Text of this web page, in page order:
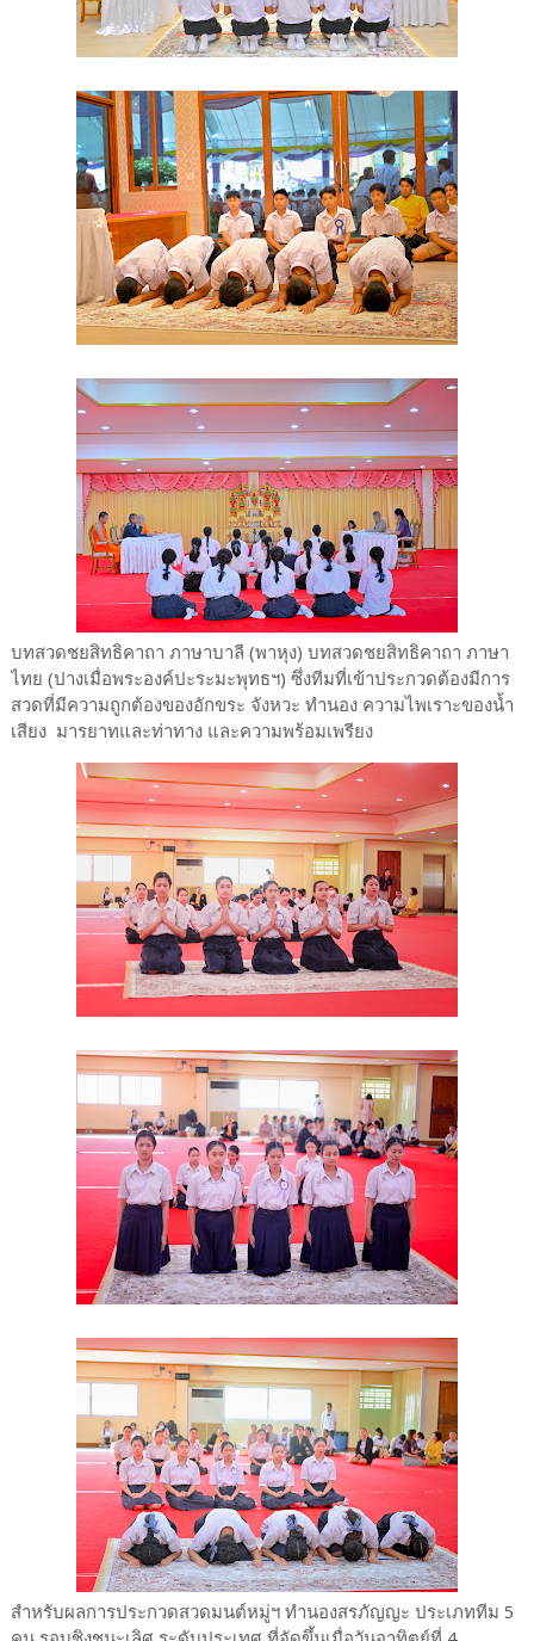
บทสวดชยสิทธิคาถา ภาษาบาลี (พาหุง) บทสวดชยสิทธิคาถา ภาษา
ไทย (ปางเมื่อพระองค์ปะระมะพุทธฯ) ซึ่งทีมที่เข้าประกวดต้องมีการ
สวดที่มีความถูกต้องของอักขระ จังหวะ ทำนอง ความไพเราะของน้ำ
เสียง มารยาทและท่าทาง และความพร้อมเพรียง
สำหรับผลการประกวดสวดมนต์หมู่ฯ ทำนองสรภัญญะ ประเภททีม 5